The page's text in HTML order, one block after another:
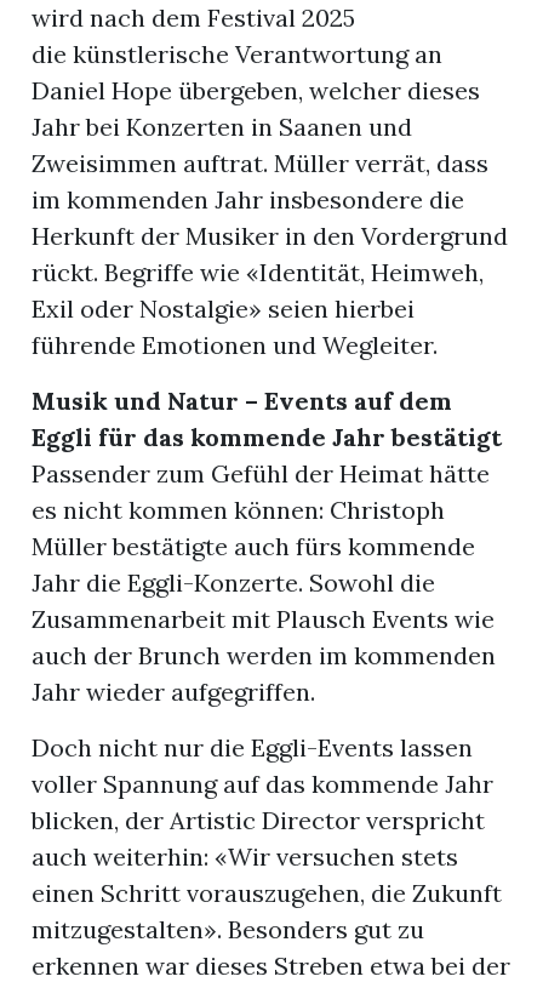
wird nach dem Festival 2025
die künstlerische Verantwortung an
Daniel Hope übergeben, welcher dieses
Jahr bei Konzerten in Saanen und
Zweisimmen auftrat. Müller verrät, dass
im kommenden Jahr insbesondere die
Herkunft der Musiker in den Vordergrund
rückt. Begriffe wie «Identität, Heimweh,
Exil oder Nostalgie» seien hierbei
führende Emotionen und Wegleiter.
Musik und Natur – Events auf dem
Eggli für das kommende Jahr bestätigt
Passender zum Gefühl der Heimat hätte
es nicht kommen können: Christoph
Müller bestätigte auch fürs kommende
Jahr die Eggli-Konzerte. Sowohl die
Zusammenarbeit mit Plausch Events wie
auch der Brunch werden im kommenden
Jahr wieder aufgegriffen.
Doch nicht nur die Eggli-Events lassen
voller Spannung auf das kommende Jahr
blicken, der Artistic Director verspricht
auch weiterhin: «Wir versuchen stets
einen Schritt vorauszugehen, die Zukunft
mitzugestalten». Besonders gut zu
erkennen war dieses Streben etwa bei der